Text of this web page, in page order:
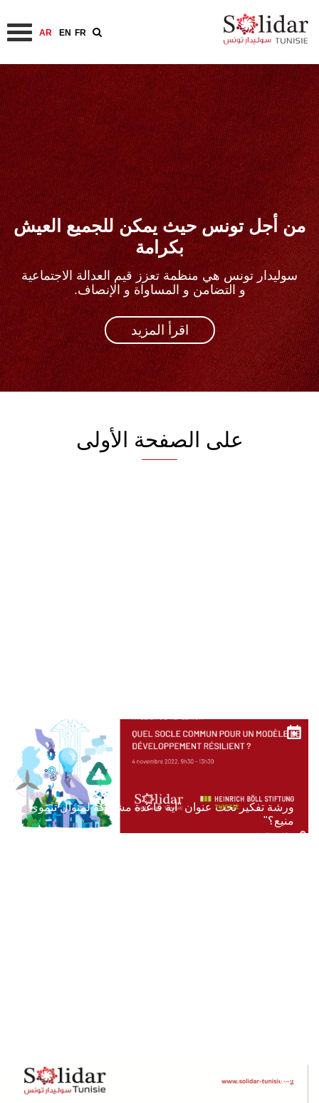
إلى
المحتوى
FR
EN
AR
من أجل تونس حيث يمكن للجميع العيش
بكرامة
سوليدار تونس هي منظمة تعزز قيم العدالة الاجتماعية
و التضامن و المساواة و الإنصاف.
اقرأ المزيد
على الصفحة الأولى
ورشة تفكير تحت عنوان "أية قاعدة مشتركة لمنوال تنموي
منيع؟"